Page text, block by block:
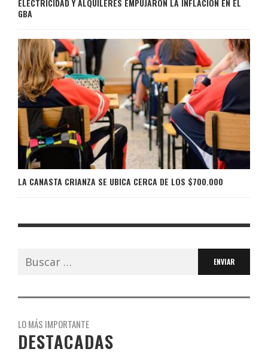
ELECTRICIDAD Y ALQUILERES EMPUJARON LA INFLACIÓN EN EL
GBA
LA CANASTA CRIANZA SE UBICA CERCA DE LOS $700.000
Buscar:
LO MÁS IMPORTANTE
DESTACADAS